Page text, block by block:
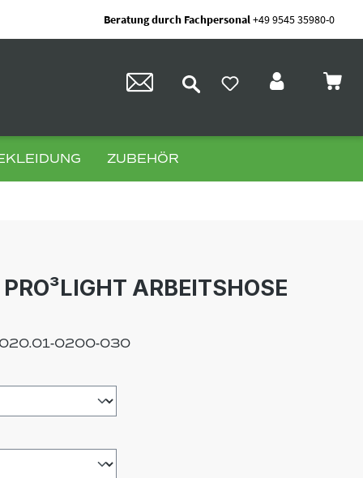
Beratung durch Fachpersonal+49 9545 35980-0
ZUBEHÖR
ARBEITSHOSE
0200-030